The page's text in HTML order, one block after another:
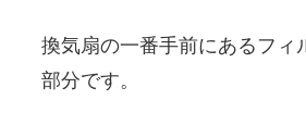
換気扇の一番手前にあるフィ
部分です。